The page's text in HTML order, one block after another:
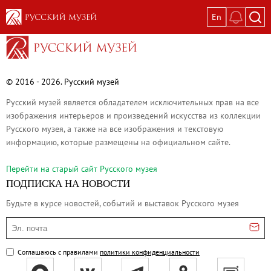
En
Выставки
Великая. Образ женщины в русском
Пётр Кончаловский. Сад в цвету
Иван Шишкин. Русский лес
Василий Тропинин
Окрестности Санкт-Петербурга в
Памяти Киры Владимировны
Постоянные экспозиции
Постоянная экспозиция «Наш
Русское искусство первой половины
Древнерусское искусство ХII—XVII
Русское искусство XVIII века
© 2016 - 2026. Русский музей
Русский музей является обладателем исключительных прав на все
изображения интерьеров и произведений искусства из коллекции
Русского музея, а также на все изображения и текстовую
информацию, которые размещены на официальном сайте.
Перейти на cтарый сайт Русского музея
ПОДПИСКА НА НОВОСТИ
Будьте в курсе новостей, событий и выставок Русского музея
Эл. почта
Соглашаюсь с правилами политики конфиденциальности